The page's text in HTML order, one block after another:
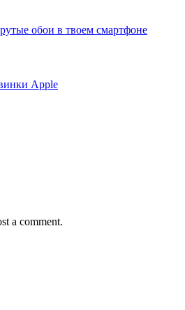
обои в твоем смартфоне
Apple
a comment.